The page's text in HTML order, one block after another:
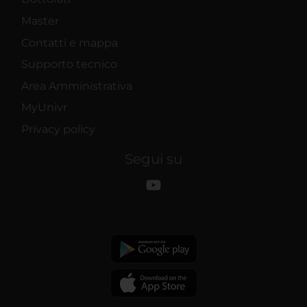
Master
Contatti e mappa
Supporto tecnico
Area Amministrativa
MyUnivr
Privacy policy
Segui su